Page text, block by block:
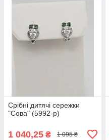
Срібні дитячі сережки
"Сова" (5992-р)
1 040,25 ₴ 1 095 ₴